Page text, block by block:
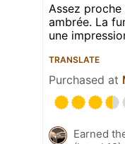
Assez
ambrée. La
une
TRANSLATE
Purchased at
Earned